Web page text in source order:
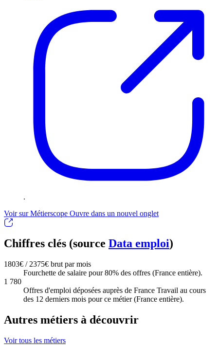
.
Voir sur Métierscope Ouvre dans un nouvel onglet
Chiffres clés (source Data emploi)
1803€ / 2375€ brut par mois
Fourchette de salaire pour 80% des offres (France entière).
1 780
Offres d'emploi déposées auprès de France Travail au cours
des 12 derniers mois pour ce métier (France entière).
Autres métiers à découvrir
Voir tous les métiers